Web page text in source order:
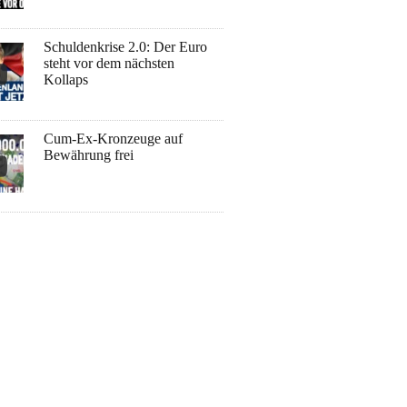
Schuldenkrise 2.0: Der Euro
steht vor dem nächsten
Kollaps
Cum-Ex-Kronzeuge auf
Bewährung frei